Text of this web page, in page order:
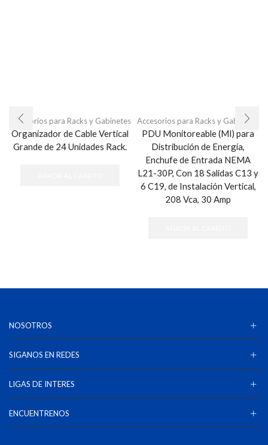
Accesorios para Racks y Gabinetes
Organizador de Cable Vertical
Grande de 24 Unidades Rack.
Accesorios para Racks y Gabinetes
PDU Monitoreable (MI) para
Distribución de Energía,
Enchufe de Entrada NEMA
L21-30P, Con 18 Salidas C13 y
6 C19, de Instalación Vertical,
208 Vca, 30 Amp
NOSOTROS
SIGANOS EN REDES
LIGAS DE INTERES
ENCUENTRENOS